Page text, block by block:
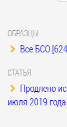
ОБРАЗЦЫ
Все БСО
СТАТЬЯ
Продлено
июля 2019 года